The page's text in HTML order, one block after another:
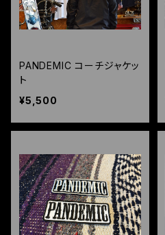
PANDEMIC コーチジャケッ
ト
¥5,500